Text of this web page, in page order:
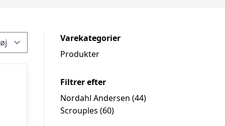
Varekategorier
Produkter
Filtrer efter
Nordahl Andersen (44)
Scrouples (60)